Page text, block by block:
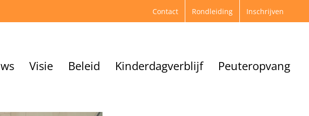
Contact Rondleiding Inschrijven
Visie Beleid Kinderdagverblijf Peuteropvang